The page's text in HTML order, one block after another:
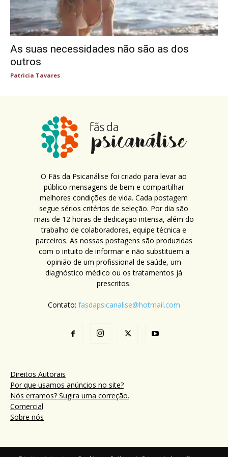
As suas necessidades não são as dos
outros
Patricia Tavares
O Fãs da Psicanálise foi criado para levar ao
público mensagens de bem e compartilhar
melhores condições de vida. Cada postagem
segue sérios critérios de seleção. Por dia são
mais de 12 horas de dedicação intensa, além do
trabalho de colaboradores, equipe técnica e
parceiros. As nossas postagens são produzidas
com o intuito de informar e não substituem a
opinião de um profissional de saúde, um
diagnóstico médico ou os tratamentos já
prescritos.
Contato: fasdapsicanalise@hotmail.com
Direitos Autorais
Por que usamos anúncios no site?
Nós erramos? Sugira uma correção.
Comercial
Sobre nós